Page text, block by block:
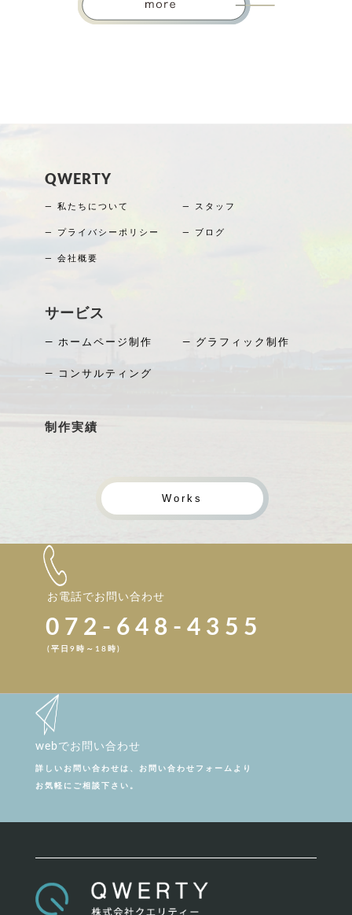
QWERTY
― 私たちについて ― スタッフ
― プライバシーポリシー ― ブログ
― 会社概要
サービス
― ホームページ制作 ― グラフィック制作
― コンサルティング
制作実績
Works
お電話でお問い合わせ
072-648-4355
(平日9時～18時)
webでお問い合わせ
詳しいお問い合わせは、お問い合わせフォームより
お気軽にご相談下さい。